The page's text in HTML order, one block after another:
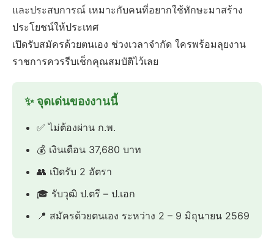
และประสบการณ์ เหมาะกับคนที่อยากใช้ทักษะมาสร้าง
ประโยชน์ให้ประเทศ
เปิดรับสมัครด้วยตนเอง ช่วงเวลาจำกัด ใครพร้อมลุยงาน
ราชการควรรีบเช็กคุณสมบัติไว้เลย
✨ จุดเด่นของงานนี้
✅ ไม่ต้องผ่าน ก.พ.
💰 เงินเดือน 37,680 บาท
👥 เปิดรับ 2 อัตรา
🎓 รับวุฒิ ป.ตรี – ป.เอก
📍 สมัครด้วยตนเอง ระหว่าง 2 – 9 มิถุนายน 2569